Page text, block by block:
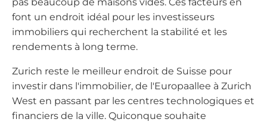
font un endroit idéal pour les investisseurs
immobiliers qui recherchent la stabilité et les
rendements à long terme.
Zurich reste le meilleur endroit de Suisse pour
investir dans l'immobilier, de l'Europaallee à Zurich
West en passant par les centres technologiques et
financiers de la ville. Quiconque souhaite